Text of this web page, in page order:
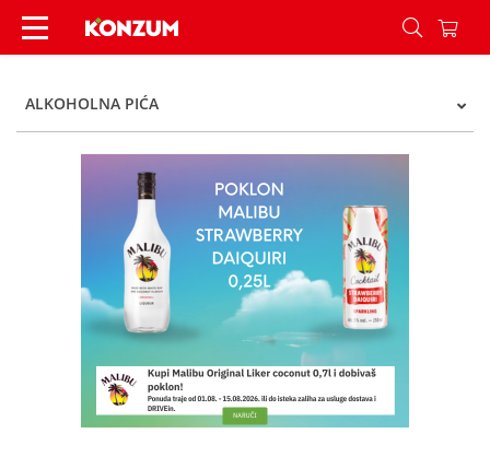
Alkoholna pića - Kategorije - Konzum
ALKOHOLNA PIĆA